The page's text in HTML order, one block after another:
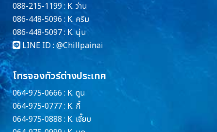
088-215-1199 : K. ว่าน
086-448-5096 : K. ครีม
086-448-5097 : K. นุ่น
LINE ID : @Chillpainai
โทรจองทัวร์ต่างประเทศ
064-975-0666 : K. ตูน
064-975-0777 : K. กี้
064-975-0888 : K. เจี๊ยบ